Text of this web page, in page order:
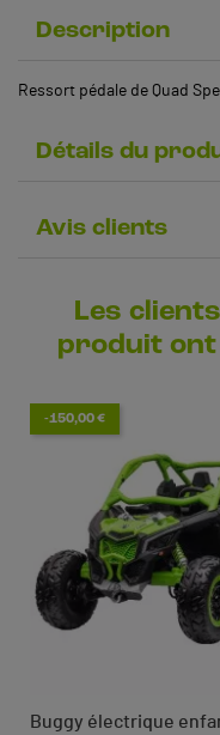
Description
Ressort pédale de Quad
Détails du
Avis clients
Les
produit ont
-150,00 €
Buggy électrique